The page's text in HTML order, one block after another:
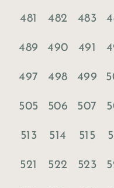
481 482 483
489 490 491
497 498 499
505 506 507
513 514 515
521 522 523